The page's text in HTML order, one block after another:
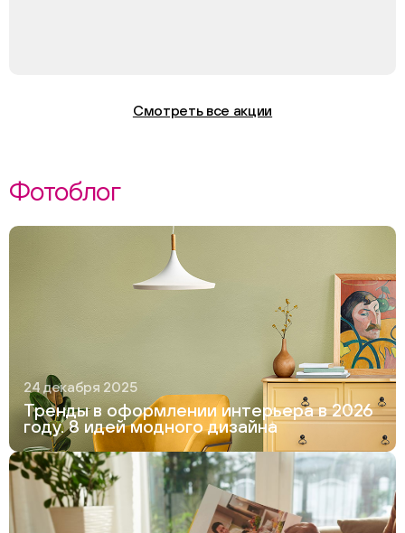
Смотреть все акции
Фотоблог
24 декабря 2025
Тренды в оформлении интерьера в 2026
году. 8 идей модного дизайна